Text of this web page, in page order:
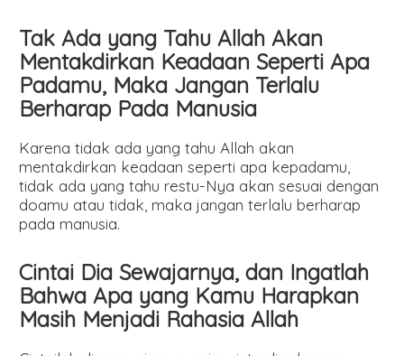
Tak Ada yang Tahu Allah Akan
Mentakdirkan Keadaan Seperti Apa
Padamu, Maka Jangan Terlalu
Berharap Pada Manusia
Karena tidak ada yang tahu Allah akan
mentakdirkan keadaan seperti apa kepadamu,
tidak ada yang tahu restu-Nya akan sesuai dengan
doamu atau tidak, maka jangan terlalu berharap
pada manusia.
Cintai Dia Sewajarnya, dan Ingatlah
Bahwa Apa yang Kamu Harapkan
Masih Menjadi Rahasia Allah